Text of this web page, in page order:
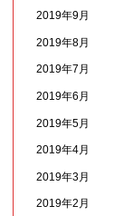
2019年9月
2019年8月
2019年7月
2019年6月
2019年5月
2019年4月
2019年3月
2019年2月